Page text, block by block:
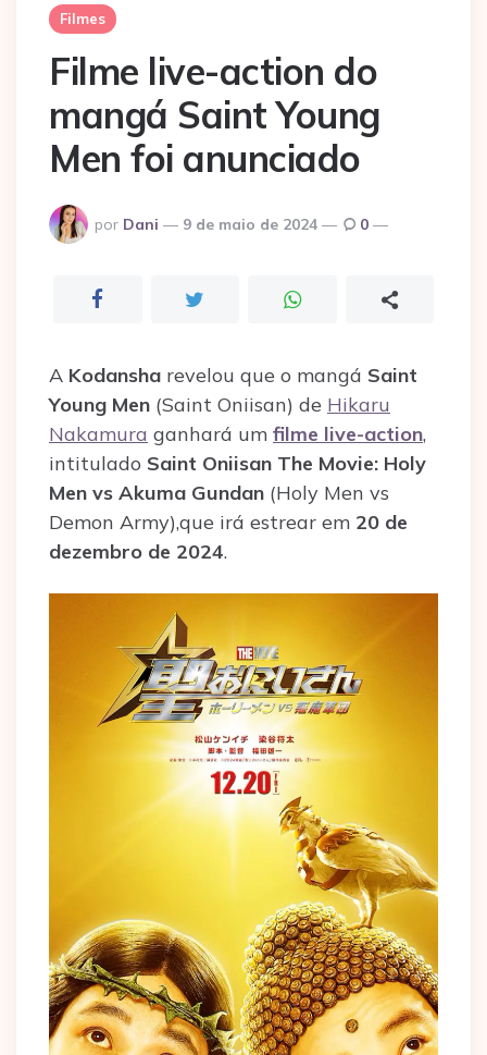
Filmes
Filme live-action do
mangá Saint Young
Men foi anunciado
Postado
por
por Dani 9 de maio de 2024 0
A Kodansha revelou que o mangá Saint
Young Men (Saint Oniisan) de Hikaru
Nakamura ganhará um filme live-action,
intitulado Saint Oniisan The Movie: Holy
Men vs Akuma Gundan (Holy Men vs
Demon Army),que irá estrear em 20 de
dezembro de 2024.